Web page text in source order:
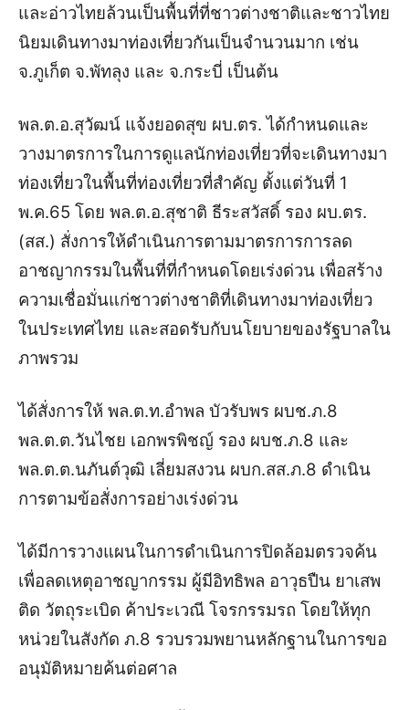
และอ่าวไทยล้วนเป็นพื้นที่ที่ชาวต่างชาติและชาวไทย
นิยมเดินทางมาท่องเที่ยวกันเป็นจำนวนมาก เช่น
จ.ภูเก็ต จ.พัทลุง และ จ.กระบี่ เป็นต้น
พล.ต.อ.สุวัฒน์ แจ้งยอดสุข ผบ.ตร. ได้กำหนดและ
วางมาตรการในการดูแลนักท่องเที่ยวที่จะเดินทางมา
ท่องเที่ยวในพื้นที่ท่องเที่ยวที่สำคัญ ตั้งแต่วันที่ 1
พ.ค.65 โดย พล.ต.อ.สุชาติ ธีระสวัสดิ์ รอง ผบ.ตร.
(สส.) สั่งการให้ดำเนินการตามมาตรการการลด
อาชญากรรมในพื้นที่ที่กำหนดโดยเร่งด่วน เพื่อสร้าง
ความเชื่อมั่นแก่ชาวต่างชาติที่เดินทางมาท่องเที่ยว
ในประเทศไทย และสอดรับกับนโยบายของรัฐบาลใน
ภาพรวม
ได้สั่งการให้ พล.ต.ท.อำพล บัวรับพร ผบช.ภ.8
พล.ต.ต.วันไชย เอกพรพิชญ์ รอง ผบช.ภ.8 และ
พล.ต.ต.นภันต์วุฒิ เลี่ยมสงวน ผบก.สส.ภ.8 ดำเนิน
การตามข้อสั่งการอย่างเร่งด่วน
ได้มีการวางแผนในการดำเนินการปิดล้อมตรวจค้น
เพื่อลดเหตุอาชญากรรม ผู้มีอิทธิพล อาวุธปืน ยาเสพ
ติด วัตถุระเบิด ค้าประเวณี โจรกรรมรถ โดยให้ทุก
หน่วยในสังกัด ภ.8 รวบรวมพยานหลักฐานในการขอ
อนุมัติหมายค้นต่อศาล